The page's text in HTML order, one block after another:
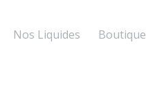
Nos Liquides Boutique